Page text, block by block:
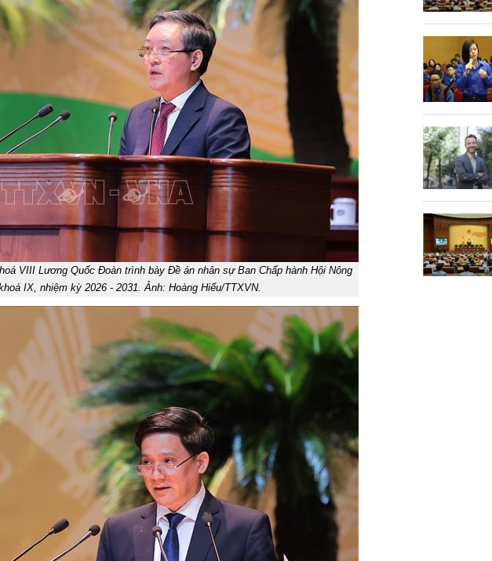
VIII Lương Quốc Đoàn trình bày Đề án nhân sự Ban Chấp hành Hội Nông
IX, nhiệm kỳ 2026 - 2031. Ảnh: Hoàng Hiếu/TTXVN.